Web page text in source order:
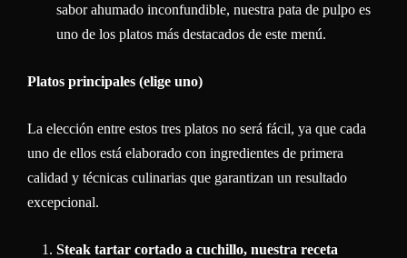
sabor ahumado inconfundible, nuestra pata de pulpo es
uno de los platos más destacados de este menú.
Platos principales (elige uno)
La elección entre estos tres platos no será fácil, ya que cada
uno de ellos está elaborado con ingredientes de primera
calidad y técnicas culinarias que garantizan un resultado
excepcional.
Steak tartar cortado a cuchillo, nuestra receta